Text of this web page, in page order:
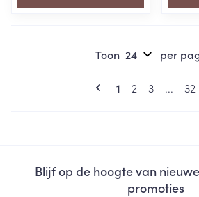
Pagina's
U lees
1 Pagina
2 Pagina
3 ... 32
Toon per
Blijf op de hoogte van
promoties